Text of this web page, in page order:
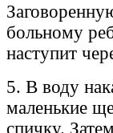
больному
наступит
5. В воду
маленькие
спичку.